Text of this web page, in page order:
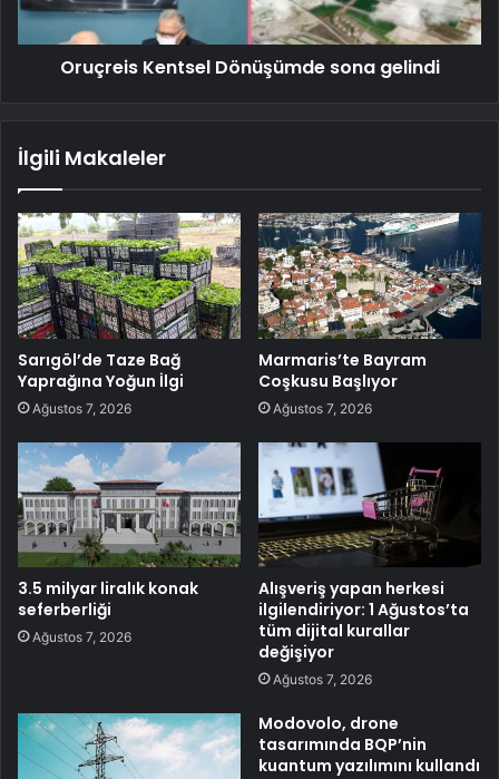
Oruçreis Kentsel Dönüşümde sona gelindi
İlgili Makaleler
Sarıgöl’de Taze Bağ
Yaprağına Yoğun İlgi
Ağustos 7, 2026
Marmaris’te Bayram
Coşkusu Başlıyor
Ağustos 7, 2026
3.5 milyar liralık konak
seferberliği
Ağustos 7, 2026
Alışveriş yapan herkesi
ilgilendiriyor: 1 Ağustos’ta
tüm dijital kurallar
değişiyor
Ağustos 7, 2026
Modovolo, drone
tasarımında BQP’nin
kuantum yazılımını kullandı